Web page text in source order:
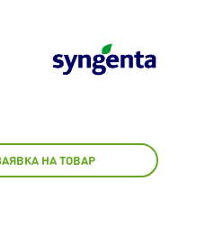
НА ТОВАР